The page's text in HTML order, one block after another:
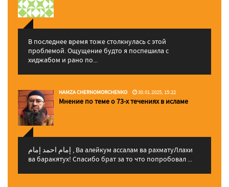
В последнее время тоже столкнулась с этой
проблемой. Ощущение будто я поспешила с
хиджабом и рано по...
HAMZA CHERNOMORCHENKO 30.01.2025, 15:22
Мнение по теме о 73-х течениях в исламе
إمام احمد إمام , Ва алейкум ассалам ва рахматуЛлахи
ва баракятух! Спасибо брат за то что попробовал ...